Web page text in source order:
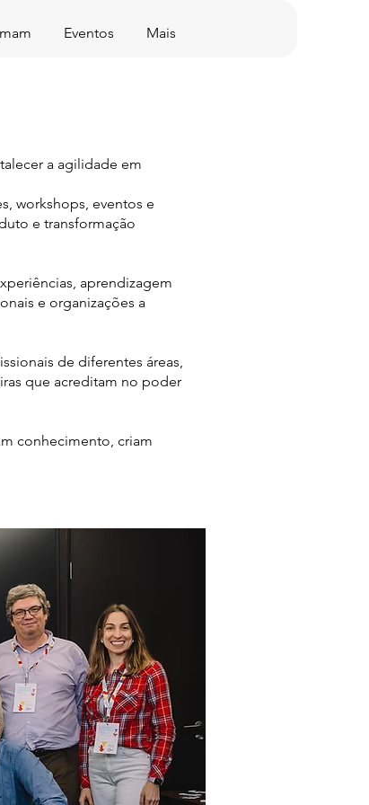
Eventos Mais
a agilidade em
workshops, eventos e
e transformação
aprendizagem
e organizações a
de diferentes áreas,
que acreditam no poder
conhecimento, criam